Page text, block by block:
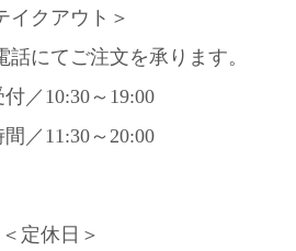
イクアウト＞
話にてご注文を承ります。
／10:30～19:00
／11:30～20:00
＜定休日＞